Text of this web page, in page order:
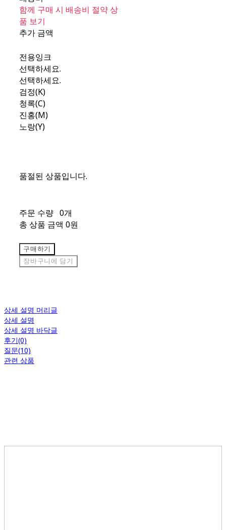
함께 구매 시 배송비 절약 상
품 보기
추가 금액
전용잉크
선택하세요.
선택하세요.
검정(K)
청록(C)
진홍(M)
노랑(Y)
품절된 상품입니다.
주문 수량 0개
총 상품 금액 0원
구매하기
장바구니에 담기
상세 설명 머리글
상세 설명
상세 설명 바닥글
후기(0)
질문(10)
관련 상품